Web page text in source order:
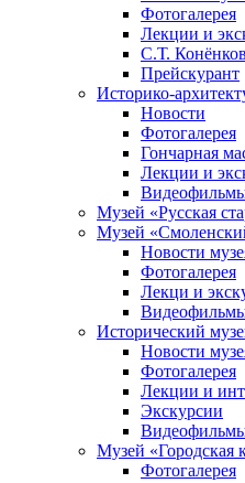
Фотогалерея
Лекции и
С.Т.
Прейскурант
Историко-
Новости
Фотогалерея
Гончарная
Лекции и
Музей «Русская
Музей
Новости
Фотогалерея
Лекци и
Исторический
Новости
Фотогалерея
Лекции и
Экскурсии
Музей «Городская
Фотогалерея